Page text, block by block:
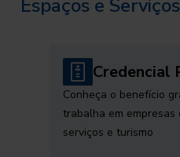
Espaços e Serviços
Credencial
Conheça o benefício
trabalha em empresas
serviços e turismo